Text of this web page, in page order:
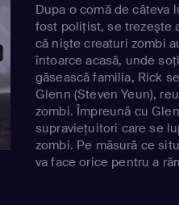
Dupa o comă de câteva
fost poliţist, se trezeşte
că nişte creaturi zombi
întoarce acasă, unde
găsească familia, Rick
Glenn (Steven Yeun),
zombi. Împreună cu
supravieţuitori care se
zombi. Pe măsură ce
va face orice pentru a